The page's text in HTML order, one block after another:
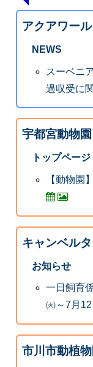
アクアワー
NEWS
スーベニ
過収受に
宇都宮動物園
トップページ
【動物園
キャンベル
お知らせ
一日飼育
㈫～7月12
市川市動植物